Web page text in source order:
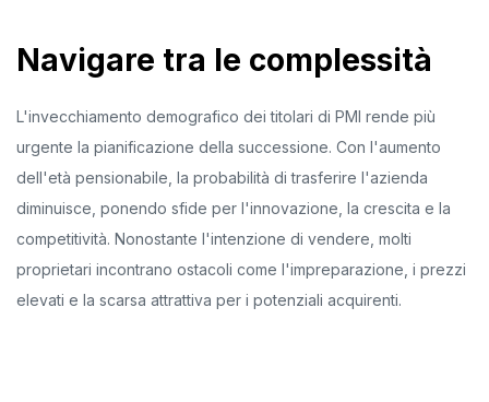
Navigare tra le complessità
L'invecchiamento demografico dei titolari di PMI rende più
urgente la pianificazione della successione. Con l'aumento
dell'età pensionabile, la probabilità di trasferire l'azienda
diminuisce, ponendo sfide per l'innovazione, la crescita e la
competitività. Nonostante l'intenzione di vendere, molti
proprietari incontrano ostacoli come l'impreparazione, i prezzi
elevati e la scarsa attrattiva per i potenziali acquirenti.